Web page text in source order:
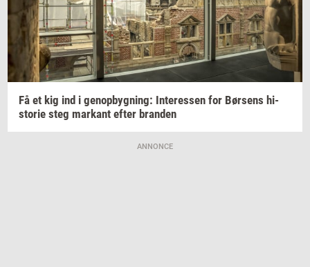
Få et kig ind i genop­byg­ning: In­ter­es­sen for Bør­sens hi­
sto­rie steg mar­kant efter bran­den
ANNONCE